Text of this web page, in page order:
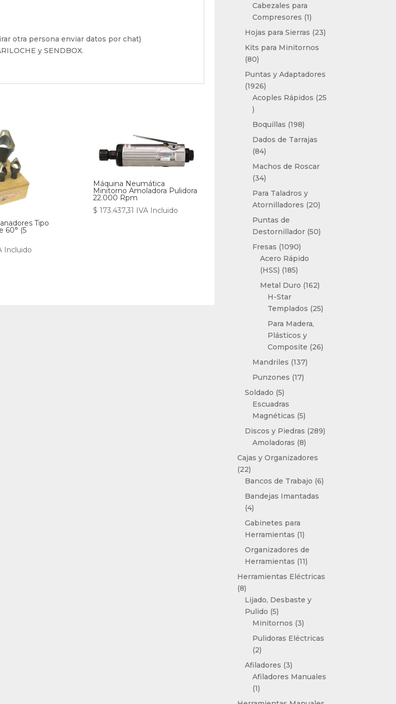
otra persona enviar datos por chat)
y SENDBOX.
Tipo
60° (5
Incluido
Máquina Neumática
Minitorno Amoladora Pulidora
22.000 Rpm
$ 173.437,31 IVA Incluido
producto
Cabezales para
Compresores 11
producto
Hojas para Sierras 2323
Kits para Minitornos
8080
productos
Puntas y Adaptadores
19261926
productos
Acoples Rápidos
25
25
productos
Boquillas 198198
productos
Dados de Tarrajas
8484
productos
Machos de Roscar
3434
productos
Para Taladros y
Atornilladores
2020
Puntas de
Destornillador 5050
Fresas 10901090
productos
Acero Rápido
(HSS) 185185
productos
Metal Duro 162162
H-Star
Templados
2525
Para Madera,
Plásticos y
Composite
2626
Mandriles 137137
Punzones 1717
Soldado 55
productos
Escuadras
Magnéticas 55
productos
Discos y Piedras 289289
Amoladoras 88
Cajas y Organizadores
2222
productos
Bancos de Trabajo 66
Bandejas Imantadas
44
productos
Gabinetes para
Herramientas 11
producto
Organizadores de
Herramientas 1111
productos
Herramientas Eléctricas
88
productos
Lijado, Desbaste y
Pulido 55
productos
Minitornos 33
productos
Pulidoras Eléctricas
22
productos
Afiladores 33
productos
Afiladores Manuales
11
producto